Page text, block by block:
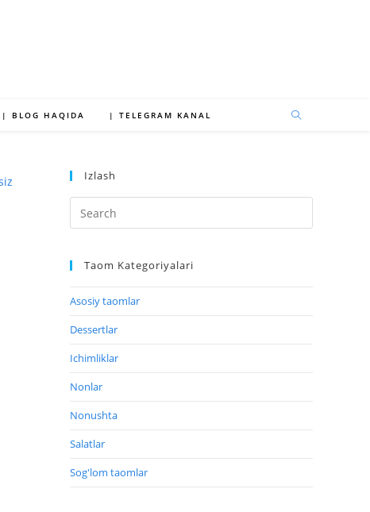
| BLOG HAQIDA | TELEGRAM KANAL
Izlash
Taom Kategoriyalari
Asosiy taomlar
Dessertlar
Ichimliklar
Nonlar
Nonushta
Salatlar
Sog'lom taomlar